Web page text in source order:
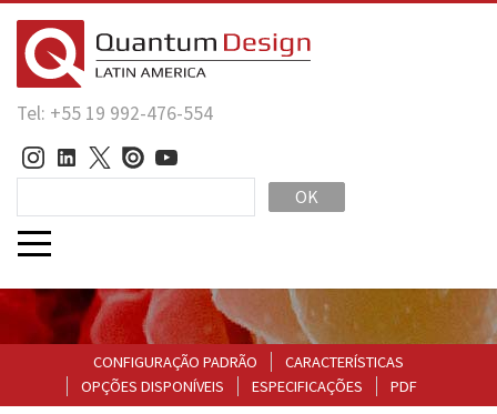
Tel: +55 19 992-476-554
OK
CONFIGURAÇÃO PADRÃO
CARACTERÍSTICAS
OPÇÕES DISPONÍVEIS
ESPECIFICAÇÕES PDF